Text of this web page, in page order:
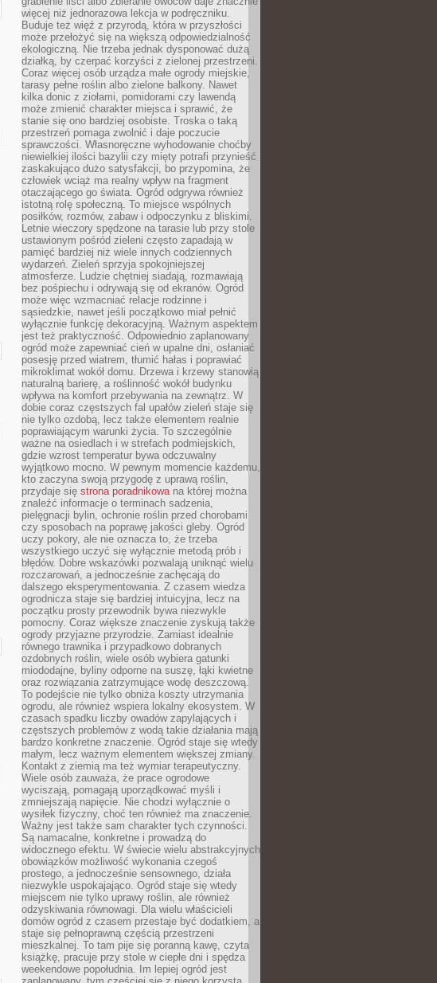
więcej niż jednorazowa lekcja w podręczniku.
Buduje też więź z przyrodą, która w przyszłości
może przełożyć się na większą odpowiedzialność
ekologiczną. Nie trzeba jednak dysponować dużą
działką, by czerpać korzyści z zielonej przestrzeni.
Coraz więcej osób urządza małe ogrody miejskie,
tarasy pełne roślin albo zielone balkony. Nawet
kilka donic z ziołami, pomidorami czy lawendą
może zmienić charakter miejsca i sprawić, że
stanie się ono bardziej osobiste. Troska o taką
przestrzeń pomaga zwolnić i daje poczucie
sprawczości. Własnoręczne wyhodowanie choćby
niewielkiej ilości bazylii czy mięty potrafi przynieść
zaskakująco dużo satysfakcji, bo przypomina, że
człowiek wciąż ma realny wpływ na fragment
otaczającego go świata. Ogród odgrywa również
istotną rolę społeczną. To miejsce wspólnych
posiłków, rozmów, zabaw i odpoczynku z bliskimi.
Letnie wieczory spędzone na tarasie lub przy stole
ustawionym pośród zieleni często zapadają w
pamięć bardziej niż wiele innych codziennych
wydarzeń. Zieleń sprzyja spokojniejszej
atmosferze. Ludzie chętniej siadają, rozmawiają
bez pośpiechu i odrywają się od ekranów. Ogród
może więc wzmacniać relacje rodzinne i
sąsiedzkie, nawet jeśli początkowo miał pełnić
wyłącznie funkcję dekoracyjną. Ważnym aspektem
jest też praktyczność. Odpowiednio zaplanowany
ogród może zapewniać cień w upalne dni, osłaniać
posesję przed wiatrem, tłumić hałas i poprawiać
mikroklimat wokół domu. Drzewa i krzewy stanowią
naturalną barierę, a roślinność wokół budynku
wpływa na komfort przebywania na zewnątrz. W
dobie coraz częstszych fal upałów zieleń staje się
nie tylko ozdobą, lecz także elementem realnie
poprawiającym warunki życia. To szczególnie
ważne na osiedlach i w strefach podmiejskich,
gdzie wzrost temperatur bywa odczuwalny
wyjątkowo mocno. W pewnym momencie każdemu,
kto zaczyna swoją przygodę z uprawą roślin,
przydaje się strona poradnikowana której można
znaleźć informacje o terminach sadzenia,
pielęgnacji bylin, ochronie roślin przed chorobami
czy sposobach na poprawę jakości gleby. Ogród
uczy pokory, ale nie oznacza to, że trzeba
wszystkiego uczyć się wyłącznie metodą prób i
błędów. Dobre wskazówki pozwalają uniknąć wielu
rozczarowań, a jednocześnie zachęcają do
dalszego eksperymentowania. Z czasem wiedza
ogrodnicza staje się bardziej intuicyjna, lecz na
początku prosty przewodnik bywa niezwykle
pomocny. Coraz większe znaczenie zyskują także
ogrody przyjazne przyrodzie. Zamiast idealnie
równego trawnika i przypadkowo dobranych
ozdobnych roślin, wiele osób wybiera gatunki
miododajne, byliny odporne na suszę, łąki kwietne
oraz rozwiązania zatrzymujące wodę deszczową.
To podejście nie tylko obniża koszty utrzymania
ogrodu, ale również wspiera lokalny ekosystem. W
czasach spadku liczby owadów zapylających i
częstszych problemów z wodą takie działania mają
bardzo konkretne znaczenie. Ogród staje się wtedy
małym, lecz ważnym elementem większej zmiany.
Kontakt z ziemią ma też wymiar terapeutyczny.
Wiele osób zauważa, że prace ogrodowe
wyciszają, pomagają uporządkować myśli i
zmniejszają napięcie. Nie chodzi wyłącznie o
wysiłek fizyczny, choć ten również ma znaczenie.
Ważny jest także sam charakter tych czynności.
Są namacalne, konkretne i prowadzą do
widocznego efektu. W świecie wielu abstrakcyjnych
obowiązków możliwość wykonania czegoś
prostego, a jednocześnie sensownego, działa
niezwykle uspokajająco. Ogród staje się wtedy
miejscem nie tylko uprawy roślin, ale również
odzyskiwania równowagi. Dla wielu właścicieli
domów ogród z czasem przestaje być dodatkiem, a
staje się pełnoprawną częścią przestrzeni
mieszkalnej. To tam pije się poranną kawę, czyta
książkę, pracuje przy stole w ciepłe dni i spędza
weekendowe popołudnia. Im lepiej ogród jest